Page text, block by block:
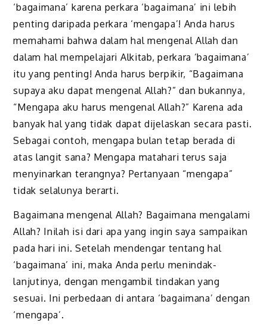
‘bagaimana’ karena perkara ‘bagaimana’ ini lebih
penting daripada perkara ‘mengapa’! Anda harus
memahami bahwa dalam hal mengenal Allah dan
dalam hal mempelajari Alkitab, perkara ‘bagaimana’
itu yang penting! Anda harus berpikir, “Bagaimana
supaya aku dapat mengenal Allah?” dan bukannya,
“Mengapa aku harus mengenal Allah?” Karena ada
banyak hal yang tidak dapat dijelaskan secara pasti.
Sebagai contoh, mengapa bulan tetap berada di
atas langit sana? Mengapa matahari terus saja
menyinarkan terangnya? Pertanyaan “mengapa”
tidak selalunya berarti.
Bagaimana mengenal Allah? Bagaimana mengalami
Allah? Inilah isi dari apa yang ingin saya sampaikan
pada hari ini. Setelah mendengar tentang hal
‘bagaimana’ ini, maka Anda perlu menindak-
lanjutinya, dengan mengambil tindakan yang
sesuai. Ini perbedaan di antara ‘bagaimana’ dengan
‘mengapa’.